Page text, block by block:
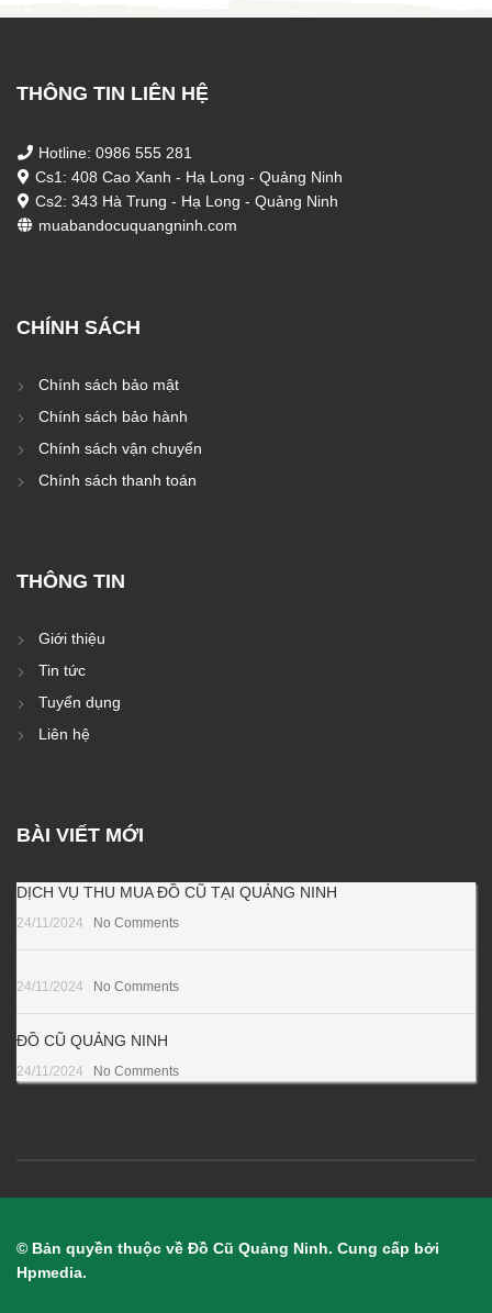
THÔNG TIN LIÊN HỆ
Hotline: 0986 555 281
Cs1: 408 Cao Xanh - Hạ Long - Quảng Ninh
Cs2: 343 Hà Trung - Hạ Long - Quảng Ninh
muabandocuquangninh.com
CHÍNH SÁCH
Chính sách bảo mật
Chính sách bảo hành
Chính sách vận chuyển
Chính sách thanh toán
THÔNG TIN
Giới thiệu
Tin tức
Tuyển dụng
Liên hệ
BÀI VIẾT MỚI
DỊCH VỤ THU MUA ĐỒ CŨ TẠI QUẢNG NINH
24/11/2024 No Comments
24/11/2024 No Comments
ĐỒ CŨ QUẢNG NINH
24/11/2024 No Comments
© Bản quyền thuộc về Đồ Cũ Quảng Ninh. Cung cấp bởi
Hpmedia.